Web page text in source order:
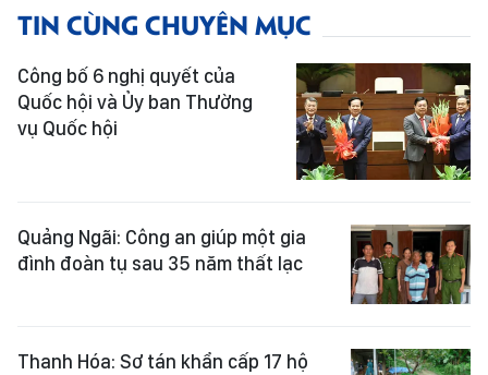
TIN CÙNG CHUYÊN MỤC
Công bố 6 nghị quyết của
Quốc hội và Ủy ban Thường
vụ Quốc hội
Quảng Ngãi: Công an giúp một gia
đình đoàn tụ sau 35 năm thất lạc
Thanh Hóa: Sơ tán khẩn cấp 17 hộ